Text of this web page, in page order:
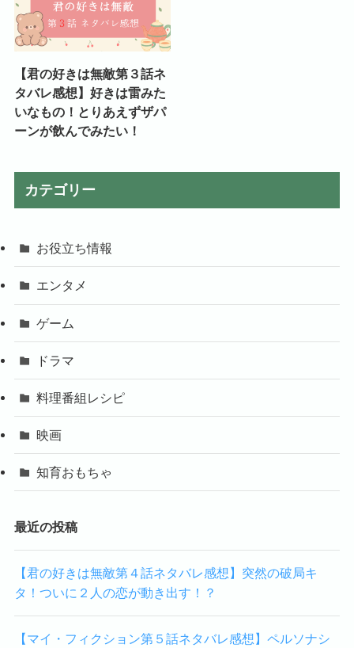
【君の好きは無敵第３話ネ
タバレ感想】好きは雷みた
いなもの！とりあえずザパ
ーンが飲んでみたい！
カテゴリー
お役立ち情報
エンタメ
ゲーム
ドラマ
料理番組レシピ
映画
知育おもちゃ
最近の投稿
【君の好きは無敵第４話ネタバレ感想】突然の破局キ
タ！ついに２人の恋が動き出す！？
【マイ・フィクション第５話ネタバレ感想】ペルソナシ